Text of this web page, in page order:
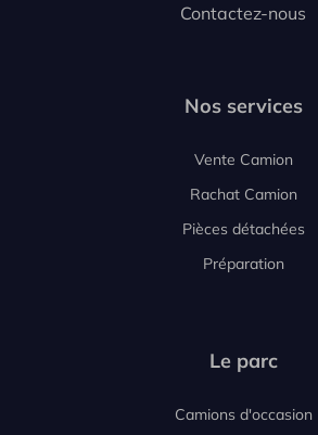
Contactez-nous
Nos services
Vente Camion
Rachat Camion
Pièces détachées
Préparation
Le parc
Camions d'occasion